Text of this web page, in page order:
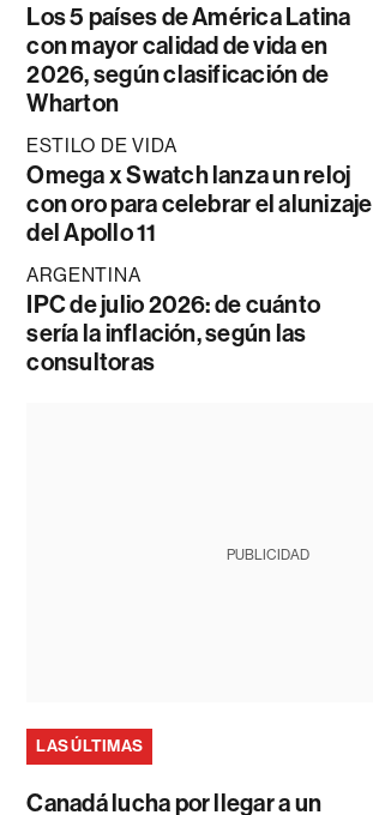
Los 5 países de América Latina
con mayor calidad de vida en
2026, según clasificación de
Wharton
ESTILO DE VIDA
Omega x Swatch lanza un reloj
con oro para celebrar el alunizaje
del Apollo 11
ARGENTINA
IPC de julio 2026: de cuánto
sería la inflación, según las
consultoras
PUBLICIDAD
LAS ÚLTIMAS
Canadá lucha por llegar a un